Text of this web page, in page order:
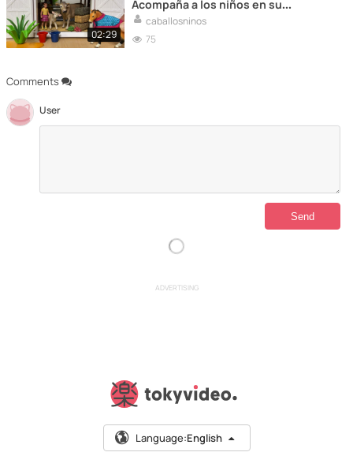
Comments
User
02:29
Acompaña a los niños en su
emocionante experiencia mientras
montan a caballo por primera vez,
caballosninos
75
ADVERTISING
Language:English